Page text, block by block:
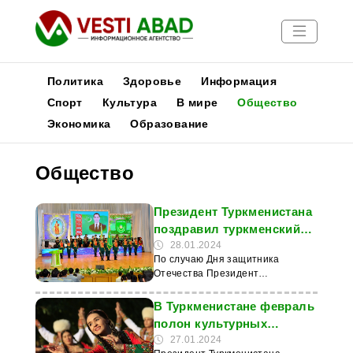
Новости
Медиа
Афиша
Политика Здоровье
Информация
Спорт
Культура В мире
Общество
Экономика
Образование
Общество
Президент Туркменистана
поздравил туркменский
народ с Днем защитника
Отечества
28.01.2024
По случаю Дня защитника
Отечества Президент
Бердымухамедов поздравил
туркменский народ с праздником.
Об этом 27 января сообщил
интернет-портал «МИР 24». По
В Туркменистане февраль
полон культурных
событий
27.01.2024